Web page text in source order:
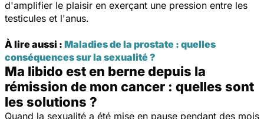
d'amplifier le plaisir en exerçant une pression entre les
testicules et l'anus.
À lire aussi : Maladies de la prostate : quelles
conséquences sur la sexualité ?
Ma libido est en berne depuis la
rémission de mon cancer : quelles sont
les solutions ?
Quand la sexualité a été mise en pause pendant des mois